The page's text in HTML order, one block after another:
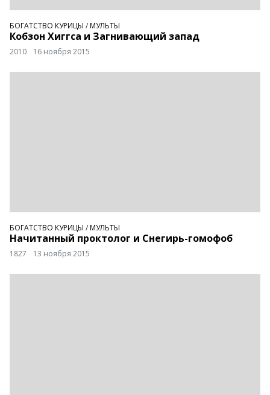
БОГАТСТВО КУРИЦЫ /МУЛЬТЫ
Кобзон Хиггса и Загнивающий запад
2010 16 ноября 2015
БОГАТСТВО КУРИЦЫ /МУЛЬТЫ
Начитанный проктолог и Снегирь-гомофоб
1827 13 ноября 2015